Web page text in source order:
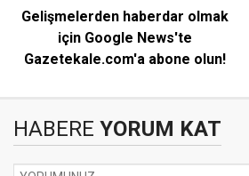
Gelişmelerden haberdar olmak
için Google News'te
Gazetekale.com'a abone olun!
HABERE YORUM KAT